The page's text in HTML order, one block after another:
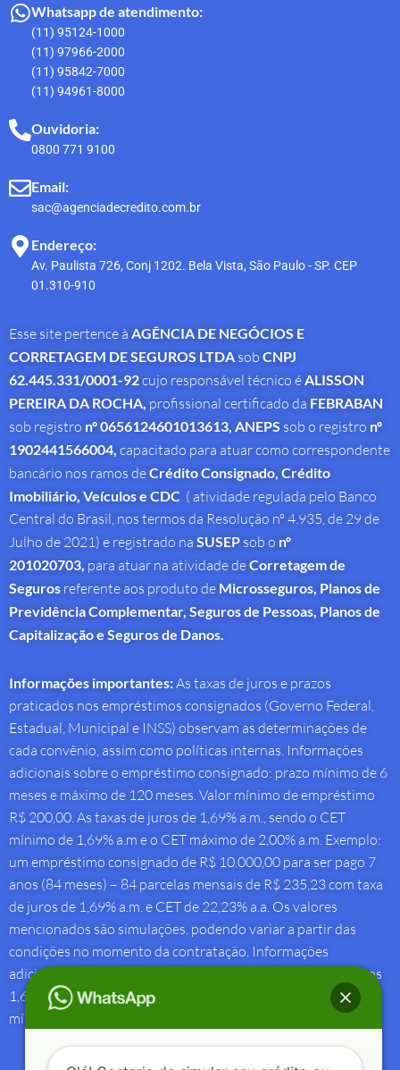
Whatsapp de atendimento:
(11) 95124-1000
(11) 97966-2000
(11) 95842-7000
(11) 94961-8000
Ouvidoria:
0800 771 9100
Email:
sac@agenciadecredito.com.br
Endereço:
Av. Paulista 726, Conj 1202. Bela Vista, São Paulo - SP. CEP
01.310-910
Esse site pertence à AGÊNCIA DE NEGÓCIOS E
CORRETAGEM DE SEGUROS LTDA sob CNPJ
62.445.331/0001-92cujo responsável técnico é ALISSON
PEREIRA DA ROCHA profissional certificado da FEBRABAN
sob registro nº 0656124601013613, ANEPS sob o registro nº
1902441566004, capacitado para atuar como correspondente
bancário nos ramos deCrédito Consignado, Crédito
Imobiliário, Veículos e CDC ( atividade regulada pelo Banco
Central do Brasil, nos termos da Resolução nº 4.935, de 29 de
Julho de 2021) e registrado na SUSEP sob o nº
201020703, para atuar na atividade deCorretagem de
Seguros referente aos produto de Microsseguros, Planos de
Previdência Complementar, Seguros de Pessoas, Planos de
Capitalização e Seguros de Danos.
Informações importantes:As taxas de juros e prazos
praticados nos empréstimos consignados (Governo Federal,
Estadual, Municipal e INSS) observam as determinações de
cada convênio, assim como políticas internas. Informações
adicionais sobre o empréstimo consignado: prazo mínimo de 6
meses e máximo de 120 meses. Valor mínimo de empréstimo
R$ 200,00. As taxas de juros de 1,69% a.m., sendo o CET
mínimo de 1,69% a.m e o CET máximo de 2,00% a.m. Exemplo:
um empréstimo consignado de R$ 10.000,00 para ser pago 7
anos (84 meses) – 84 parcelas mensais de R$ 235,23 com taxa
de juros de 1,69% a.m. e CET de 22,23% a.a. Os valores
mencionados são simulações, podendo variar a partir das
condições no momento da contratação. Informações
adicionais sobre antecipação saque-aniversário: Taxa de juros
1,69% a.m e Custo Efetivo Total máximo de 1,92% a.m. e
mínimo de 1,88% a.m.